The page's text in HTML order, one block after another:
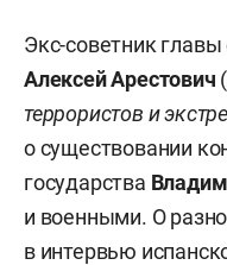
Экс-советник
Алексей Арестович (
террористов и
о существовании
государства
и военными. О
в интервью